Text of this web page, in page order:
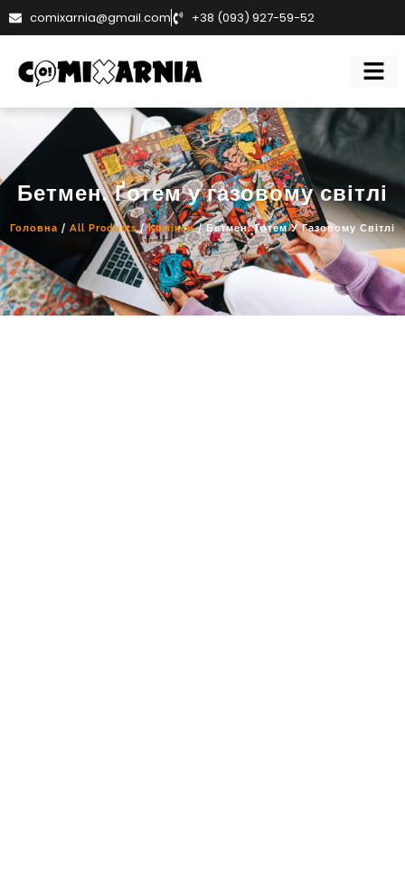
comixarnia@gmail.com +38 (093) 927-59-52
Бетмен. Ґотем у газовому світлі
Головна / All Products/Комікси/ Бетмен. Ґотем У Газовому Світлі